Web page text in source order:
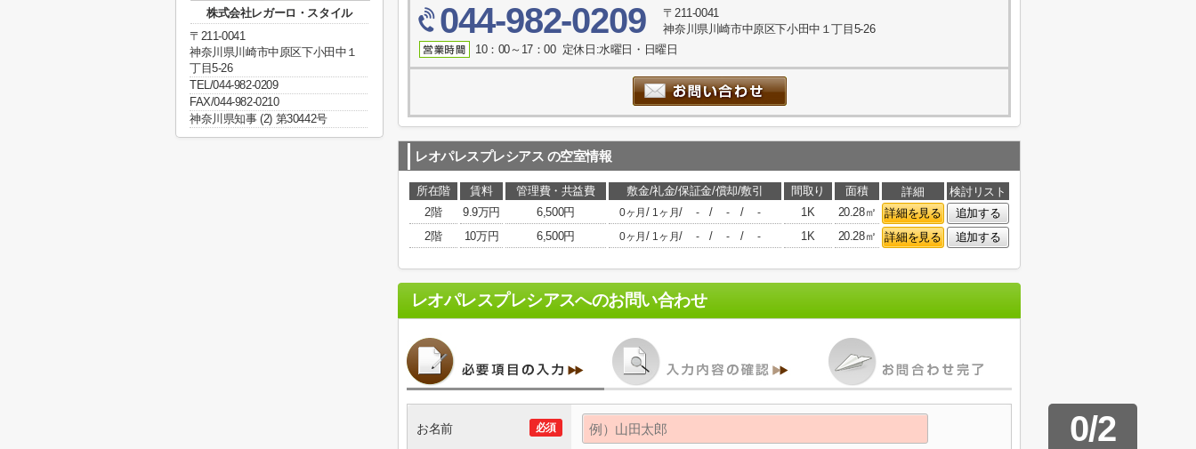
044-982-0209
〒211-0041
神奈川県川崎市中原区下小田中１丁目5-26
10：00～17：00 定休日:水曜日・日曜日
レオパレスプレシアス の空室情報
所在階 賃料 管理費・共益費 敷金/礼金/保証金/償却/敷引 間取り 面積 詳細
検討リスト
2階
9.9万円 6,500円 0ヶ月/ 1ヶ月/ - / - / - 1K 20.28㎡ 詳細を見る
追加する
2階
10万円 6,500円 0ヶ月/ 1ヶ月/ - / - / - 1K 20.28㎡ 詳細を見る 追加する
レオパレスプレシアスへのお問い合わせ
0/2
必須
お名前
株式会社レガーロ・スタイル
〒211-0041
神奈川県川崎市中原区下小田中１
丁目5-26
TEL/044-982-0209
FAX/044-982-0210
神奈川県知事 (2) 第30442号